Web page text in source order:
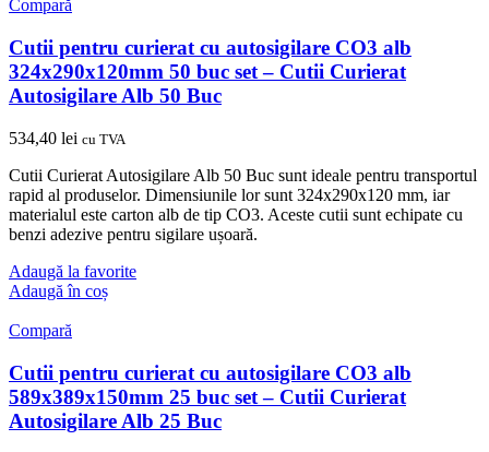
Compară
Cutii pentru curierat cu autosigilare CO3 alb
324x290x120mm 50 buc set – Cutii Curierat
Autosigilare Alb 50 Buc
534,40 lei cu TVA
Cutii Curierat Autosigilare Alb 50 Buc sunt ideale pentru transportul
rapid al produselor. Dimensiunile lor sunt 324x290x120 mm, iar
materialul este carton alb de tip CO3. Aceste cutii sunt echipate cu
benzi adezive pentru sigilare ușoară.
Adaugă la favorite
Adaugă în coș
Compară
Cutii pentru curierat cu autosigilare CO3 alb
589x389x150mm 25 buc set – Cutii Curierat
Autosigilare Alb 25 Buc